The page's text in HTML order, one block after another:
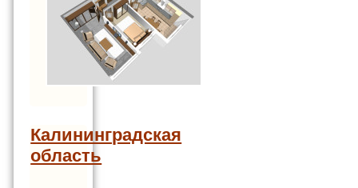
Калининградская
область